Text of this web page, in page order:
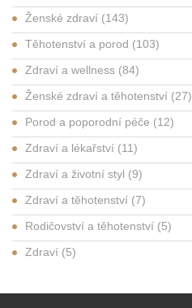
Ženské zdraví (143)
Těhotenství a porod (103)
Zdraví a wellness (84)
Ženské zdraví a těhotenství (27)
Porod a poporodní péče (12)
Zdraví a lékařství (11)
Zdraví a životní styl (9)
Zdraví a těhotenství (7)
Rodičovství a těhotenství (5)
Zdraví (5)